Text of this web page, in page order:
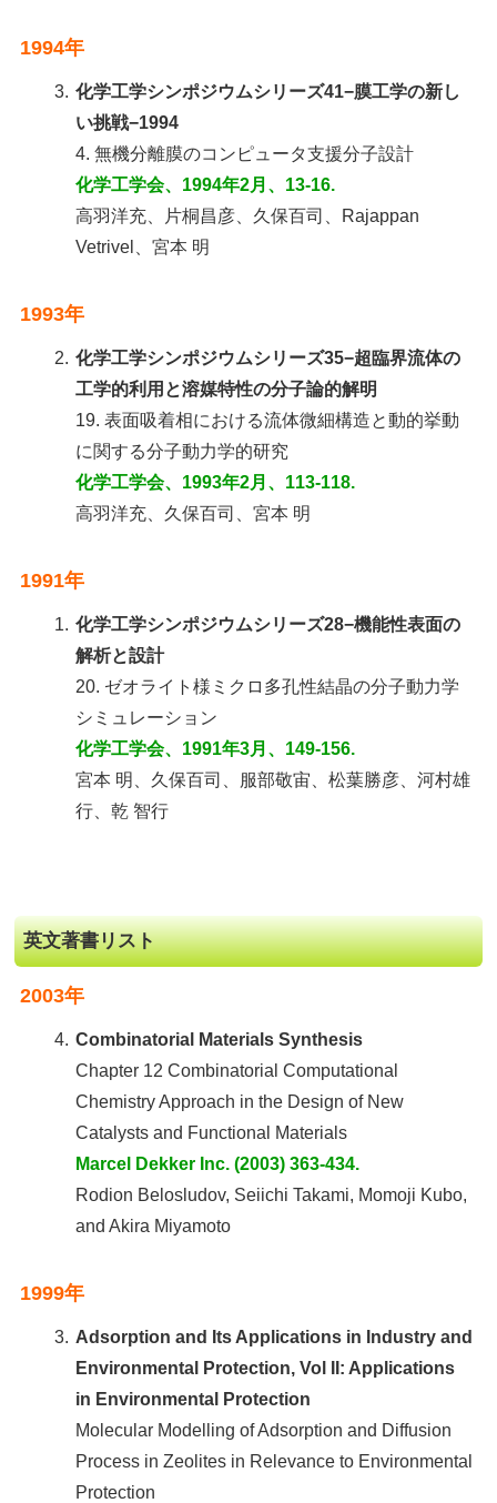
1994年
3. 化学工学シンポジウムシリーズ41−膜工学の新し
い挑戦−1994
4. 無機分離膜のコンピュータ支援分子設計
化学工学会、1994年2月、13-16.
高羽洋充、片桐昌彦、久保百司、Rajappan
Vetrivel、宮本 明
1993年
2. 化学工学シンポジウムシリーズ35−超臨界流体の
工学的利用と溶媒特性の分子論的解明
19. 表面吸着相における流体微細構造と動的挙動
に関する分子動力学的研究
化学工学会、1993年2月、113-118.
高羽洋充、久保百司、宮本 明
1991年
1. 化学工学シンポジウムシリーズ28−機能性表面の
解析と設計
20. ゼオライト様ミクロ多孔性結晶の分子動力学
シミュレーション
化学工学会、1991年3月、149-156.
宮本 明、久保百司、服部敬宙、松葉勝彦、河村雄
行、乾 智行
英文著書リスト
2003年
4. Combinatorial Materials Synthesis
Chapter 12 Combinatorial Computational
Chemistry Approach in the Design of New
Catalysts and Functional Materials
Marcel Dekker Inc. (2003) 363-434.
Rodion Belosludov, Seiichi Takami, Momoji Kubo,
and Akira Miyamoto
1999年
3. Adsorption and Its Applications in Industry and
Environmental Protection, Vol II: Applications
in Environmental Protection
Molecular Modelling of Adsorption and Diffusion
Process in Zeolites in Relevance to Environmental
Protection